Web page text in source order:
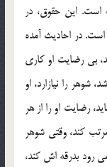
اين حقوق، در
در احاديث آمده
بي رضايت او کاري
شوهر را نيازارد، او
رضايت او را از هر
کند، وقتي شوهر
رود بدرقه اش کند،